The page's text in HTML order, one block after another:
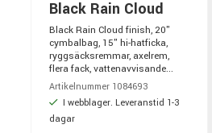
Black Rain Cloud
Black Rain Cloud finish, 20"
cymbalbag, 15" hi-hatficka,
ryggsäcksremmar, axelrem,
flera fack, vattenavvisande...
Artikelnummer 1084693
I webblager. Leveranstid 1-3
dagar